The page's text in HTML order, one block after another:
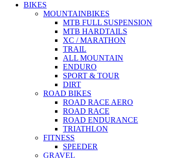
BIKES
MOUNTAINBIKES
MTB FULL SUSPENSION
MTB HARDTAILS
XC / MARATHON
TRAIL
ALL MOUNTAIN
ENDURO
SPORT & TOUR
DIRT
ROAD BIKES
ROAD RACE AERO
ROAD RACE
ROAD ENDURANCE
TRIATHLON
FITNESS
SPEEDER
GRAVEL